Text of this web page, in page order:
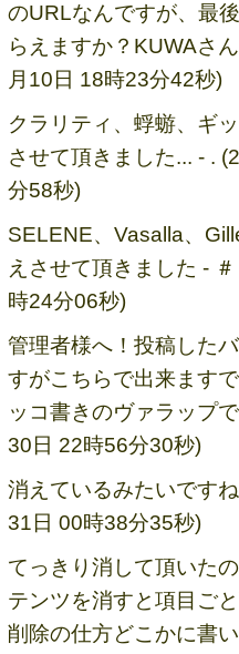
のURLなんですが、最
らえますか？KUWAさ
月10日 18時23分42秒)
クラリティ、蜉蝣、ギ
させて頂きました... - .
分58秒)
SELENE、Vasalla、
えさせて頂きました -
時24分06秒)
管理者様へ！投稿した
すがこちらで出来ます
ッコ書きのヴァラップ
30日 22時56分30秒)
消えているみたいです
31日 00時38分35秒)
てっきり消して頂いた
テンツを消すと項目ご
削除の仕方どこかに書